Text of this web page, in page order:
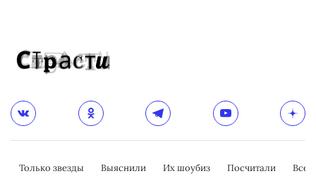
Только звезды Выяснили Их шоубиз Посчитали